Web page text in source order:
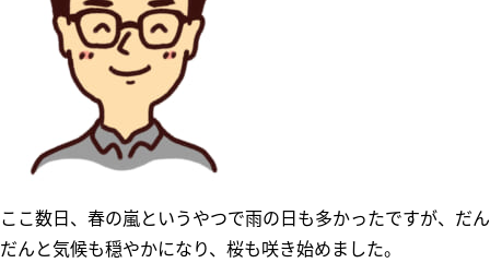
ここ数日、春の嵐というやつで雨の日も多かったですが、だん
だんと気候も穏やかになり、桜も咲き始めました。